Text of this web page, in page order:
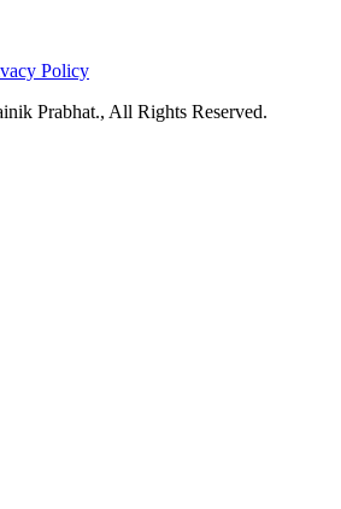
Policy
Prabhat., All Rights Reserved.